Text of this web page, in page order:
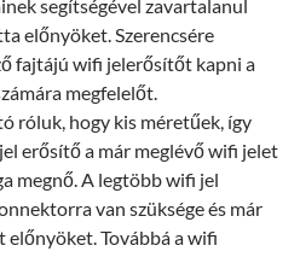
segítségével zavartalanul
előnyöket. Szerencsére
fajtájú wifi jelerősítőt kapni a
megfelelőt.
róluk, hogy kis méretűek, így
erősítő a már meglévő wifi jelet
megnő. A legtöbb wifi jel
van szüksége és már
Továbbá a wifi